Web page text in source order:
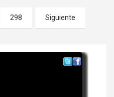
298 Siguiente